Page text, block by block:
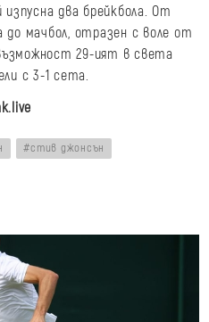
два брейкбола. От
мачбол, отразен с воле от
29-ият в света
с 3-1 сета.
стив джонсън